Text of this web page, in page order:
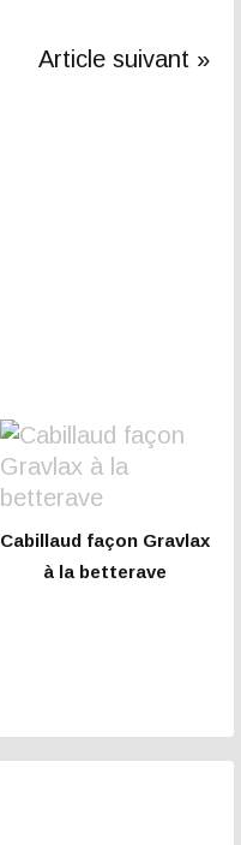
Article suivant »
Cabillaud façon Gravlax
à la betterave